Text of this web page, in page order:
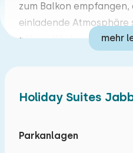
zum Balkon
einladende
offene Küche, ein
auch für Gäste mit
Mehrere Radwege
mehr
17 18 19
Holiday Suites
Parkanlagen